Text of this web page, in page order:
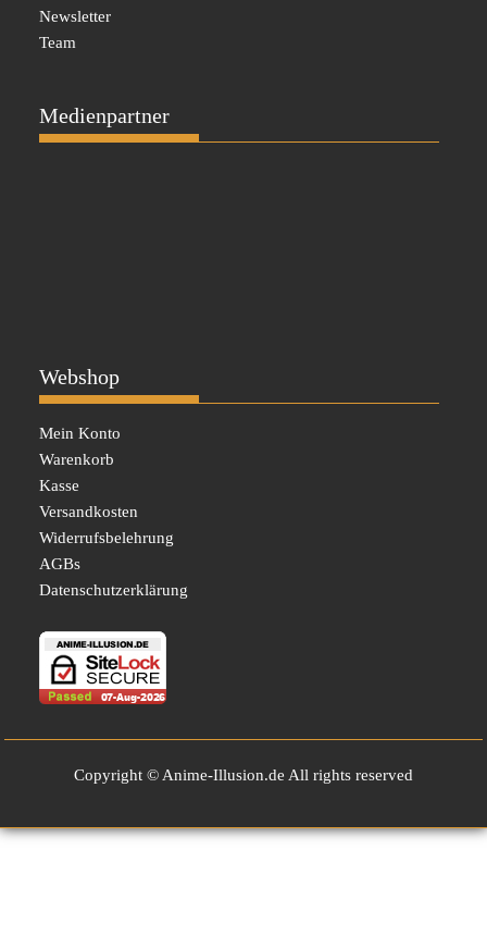
Newsletter
Team
Medienpartner
Webshop
Mein Konto
Warenkorb
Kasse
Versandkosten
Widerrufsbelehrung
AGBs
Datenschutzerklärung
Copyright © Anime-Illusion.de All rights reserved